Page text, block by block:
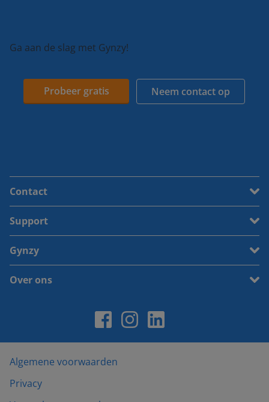
Ga aan de slag met Gynzy!
Probeer gratis Neem contact op
Contact
Support
Gynzy
Over ons
Algemene voorwaarden
Privacy